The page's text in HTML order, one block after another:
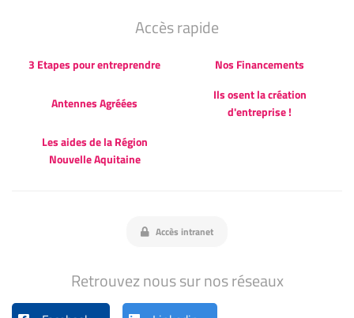
Accès rapide
3 Etapes pour entreprendre Nos Financements
Antennes Agréées
Ils osent la création
d'entreprise !
Les aides de la Région
Nouvelle Aquitaine
Accès intranet
Retrouvez nous sur nos réseaux